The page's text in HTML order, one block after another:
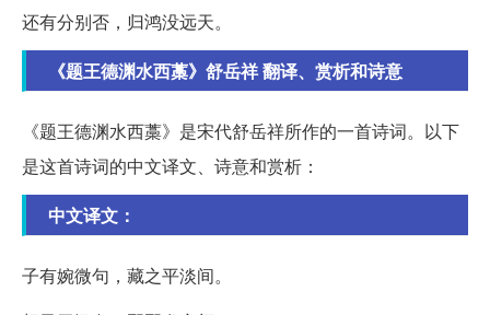
还有分别否，归鸿没远天。
《题王德渊水西藁》舒岳祥 翻译、赏析和诗意
《题王德渊水西藁》是宋代舒岳祥所作的一首诗词。以下
是这首诗词的中文译文、诗意和赏析：
中文译文：
子有婉微句，藏之平淡间。